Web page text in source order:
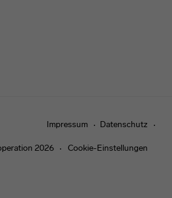
Impressum Datenschutz
2026 Cookie-Einstellungen